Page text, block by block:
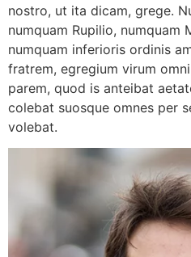
nostro, ut ita dicam, grege.
numquam Rupilio, numquam
numquam inferioris ordinis
fratrem, egregium virum
parem, quod is anteibat
colebat suosque omnes per
volebat.